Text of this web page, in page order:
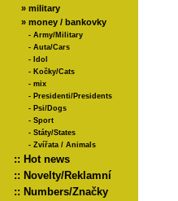
» military
» money / bankovky
- Army/Military
- Auta/Cars
- Idol
- Kočky/Cats
- mix
- Presidenti/Presidents
- Psi/Dogs
- Sport
- Státy/States
- Zvířata / Animals
:: Hot news
:: Novelty/Reklamní
:: Numbers/Značky